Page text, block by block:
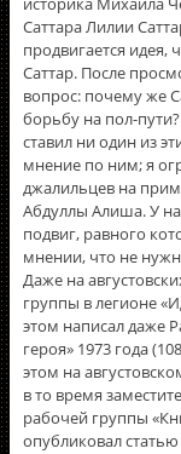
Саттара Лилии
продвигается
Саттар. После
вопрос: почему же
борьбу на пол-
ставил ни один из
мнение по ним; я
джалильцев на
Абдуллы Алиша. У
подвиг, равного
мнении, что не
Даже на
группы в легионе
этом написал даже
героя» 1973 года
этом на
в то время
рабочей группы
опубликовал